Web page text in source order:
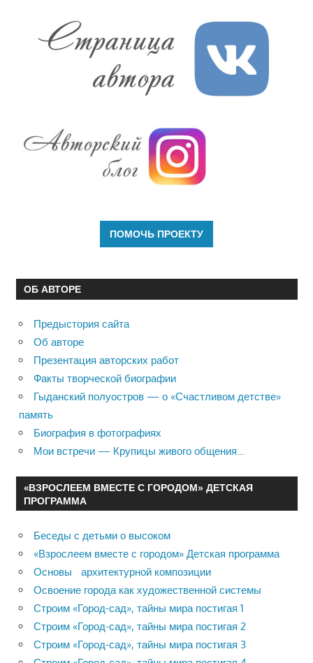
ОБ АВТОРЕ
Предыстория сайта
Об авторе
Презентация авторских работ
Факты творческой биографии
Гыданский полуостров — о «Счастливом детстве»
память
Биография в фотографиях
Мои встречи — Крупицы живого общения…
«ВЗРОСЛЕЕМ ВМЕСТЕ С ГОРОДОМ» ДЕТСКАЯ
ПРОГРАММА
Беседы с детьми о высоком
«Взрослеем вместе с городом» Детская программа
Основы архитектурной композиции
Освоение города как художественной системы
Строим «Город-сад», тайны мира постигая 1
Строим «Город-сад», тайны мира постигая 2
Строим «Город-сад», тайны мира постигая 3